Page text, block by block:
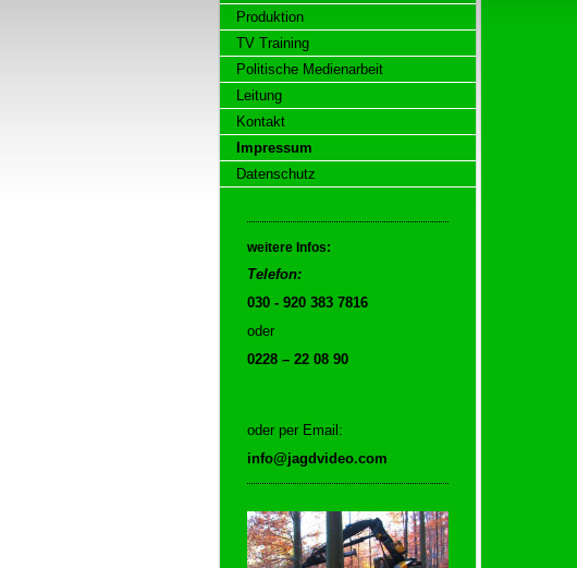
Produktion
TV Training
Politische Medienarbeit
Leitung
Kontakt
Impressum
Datenschutz
weitere Infos:
Telefon:
030 - 920 383 7816
oder
0228 – 22 08 90
oder per Email:
info@jagdvideo.com